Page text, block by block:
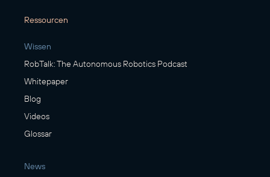
Ressourcen
Wissen
RobTalk: The Autonomous Robotics Podcast
Whitepaper
Blog
Videos
Glossar
News